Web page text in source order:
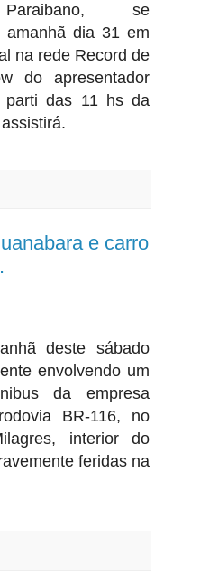
se
amanhã dia 31 em
na rede Record de
do apresentador
parti das 11 hs da
e carro
deste sábado
envolvendo um
da empresa
BR-116, no
interior do
feridas na